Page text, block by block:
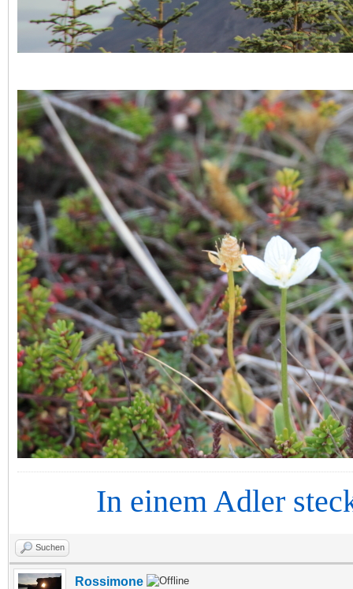
In einem Adler steckt
Suchen
Rossimone